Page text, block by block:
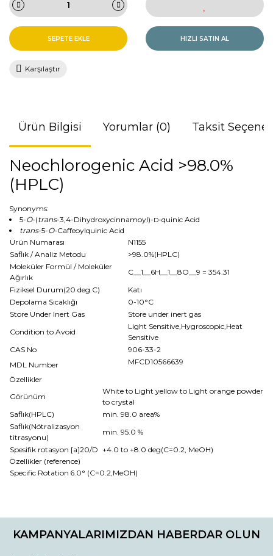
SEPETE EKLE HIZLI SATIN AL
Karşılaştır
Ürün Bilgisi Yorumlar (0) Taksit
Neochlorogenic Acid >98.0%
(HPLC)
Synonyms:
5-O-(trans-3,4-Dihydroxycinnamoyl)-D-quinic Acid
trans-5-O-Caffeoylquinic Acid
Ürün Numarası
N1155
Saflık / Analiz Metodu
>98.0%(HPLC)
Moleküler Formül / Moleküler
Ağırlık
C__1__6H__1__8O__9 = 354.31
Fiziksel Durum(20 deg.C)
Katı
Depolama Sıcaklığı
0-10°C
Store Under Inert Gas
Store under inert gas
Condition to Avoid
Light Sensitive,Hygroscopic,Heat
Sensitive
CAS No
906-33-2
MDL Number
MFCD10566639
Özellikler
Görünüm
White to Light yellow to Light orange powder
to crystal
Saflık(HPLC)
min. 98.0 area%
Saflık(Nötralizasyon
titrasyonu)
min. 95.0 %
Spesifik rotasyon [a]20/D +4.0 to +8.0 deg(C=0.2, MeOH)
Özellikler (reference)
Specific Rotation 6.0° (C=0.2,MeOH)
konularda yetersiz gördüğünüz noktaları öneri formunu
Görüş ve önerileriniz için teşekkür ederiz.
KAMPANYALARIMIZDAN HABERDAR OLUN